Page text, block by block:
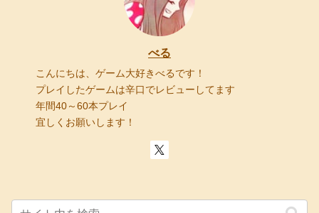
べる
こんにちは、ゲーム大好きべるです！
プレイしたゲームは辛口でレビューしてます
年間40～60本プレイ
宜しくお願いします！